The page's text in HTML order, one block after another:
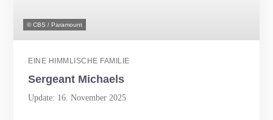
© CBS / Paramount
EINE HIMMLISCHE FAMILIE
Sergeant Michaels
Update: 16. November 2025